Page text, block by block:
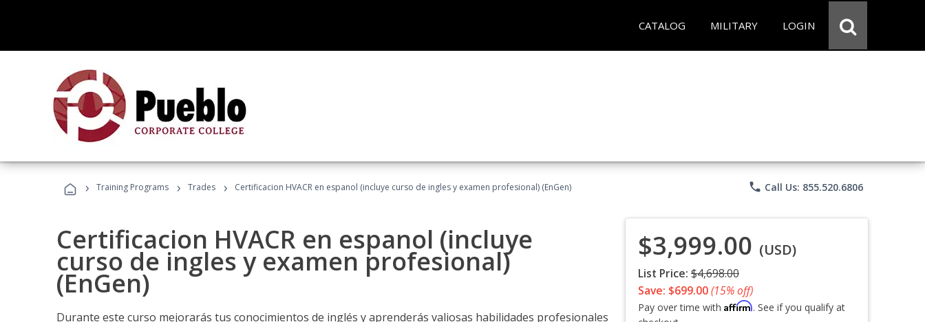
CATALOG MILITARY LOGIN
› Training Programs › Trades › Certificacion HVACR en espanol (incluye curso de ingles y examen profesional) (EnGen) phone Call Us: 855.520.6806
Certificacion HVACR en espanol (incluye
curso de ingles y examen profesional)
(EnGen)
Durante este curso mejorarás tus conocimientos de inglés y aprenderás valiosas habilidades profesionales
$3,999.00 (USD)
List Price: $4,698.00
Save: $699.00(15% off)
Pay over time with Affirm. See if you qualify at